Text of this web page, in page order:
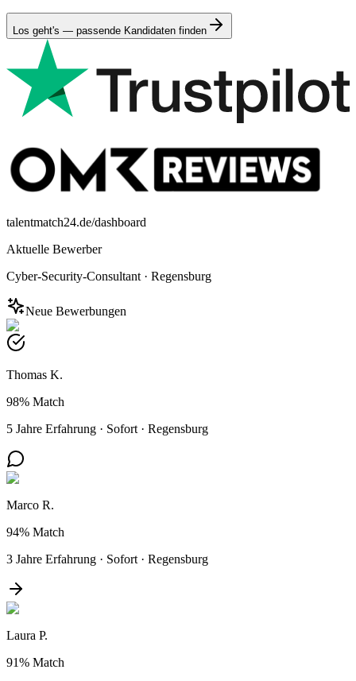
Los geht's — passende Kandidaten finden
talentmatch24.de/dashboard
Aktuelle Bewerber
Cyber-Security-Consultant · Regensburg
Neue Bewerbungen
Thomas K.
98% Match
5 Jahre Erfahrung · Sofort · Regensburg
Marco R.
94% Match
3 Jahre Erfahrung · Sofort · Regensburg
Laura P.
91% Match